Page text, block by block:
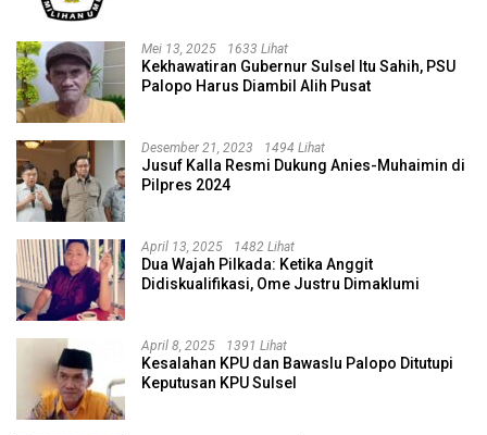
Mei 13, 2025 1633 Lihat
Kekhawatiran Gubernur Sulsel Itu Sahih, PSU
Palopo Harus Diambil Alih Pusat
Desember 21, 2023 1494 Lihat
Jusuf Kalla Resmi Dukung Anies-Muhaimin di
Pilpres 2024
April 13, 2025 1482 Lihat
Dua Wajah Pilkada: Ketika Anggit
Didiskualifikasi, Ome Justru Dimaklumi
April 8, 2025 1391 Lihat
Kesalahan KPU dan Bawaslu Palopo Ditutupi
Keputusan KPU Sulsel